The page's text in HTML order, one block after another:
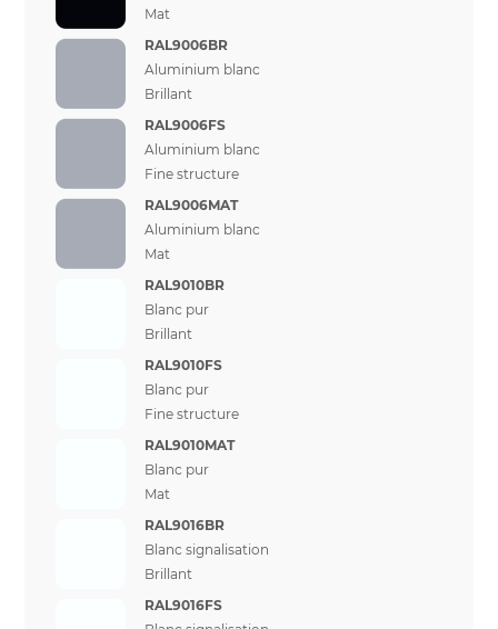
Mat
RAL9006BR
Aluminium blanc
Brillant
RAL9006FS
Aluminium blanc
Fine structure
RAL9006MAT
Aluminium blanc
Mat
RAL9010BR
Blanc pur
Brillant
RAL9010FS
Blanc pur
Fine structure
RAL9010MAT
Blanc pur
Mat
RAL9016BR
Blanc signalisation
Brillant
RAL9016FS